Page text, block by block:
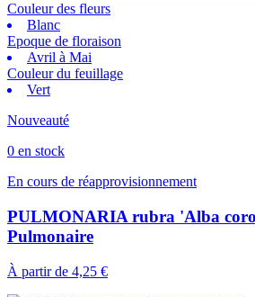
Couleur des fleurs
Blanc
Epoque de floraison
Avril à Mai
Couleur du feuillage
Vert
Nouveauté
0 en stock
En cours de réapprovisionnement
PULMONARIA rubra 'Alba
Pulmonaire
À partir de 4,25 €